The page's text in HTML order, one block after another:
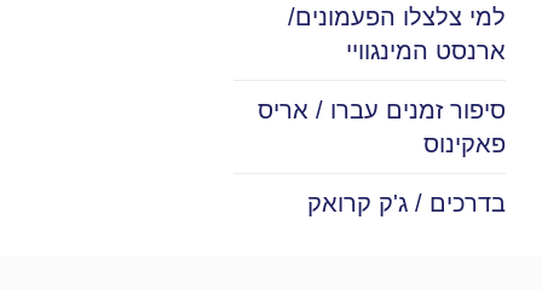
למי צלצלו הפעמונים/
ארנסט המינגוויי
סיפור זמנים עברו / אריס
פאקינוס
בדרכים / ג'ק קרואק